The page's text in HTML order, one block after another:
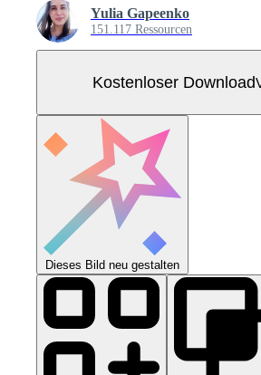
Yulia Gapeenko
151.117 Ressourcen
Kostenloser Download
Dieses Bild neu gestalten